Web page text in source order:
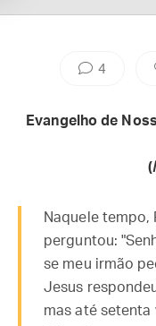
4
Evangelho de
(
Naquele tempo,
perguntou:
se meu irmão
Jesus
mas até setenta